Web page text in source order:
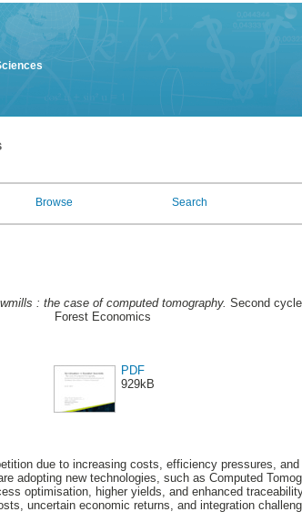
Browse Search
: the case of computed tomography. Second
Forest Economics
PDF
929kB
due to increasing costs, efficiency pressures,
adopting new technologies, such as Computed
optimisation, higher yields, and enhanced
uncertain economic returns, and integration